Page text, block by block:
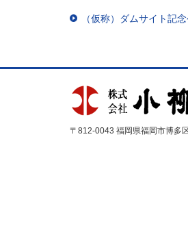
（仮称）ダムサイト記
〒812-0043 福岡県福岡市博多